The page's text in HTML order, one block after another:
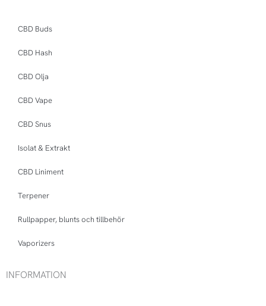
CBD Buds
CBD Hash
CBD Olja
CBD Vape
CBD Snus
Isolat & Extrakt
CBD Liniment
Terpener
Rullpapper, blunts och tillbehör
Vaporizers
INFORMATION